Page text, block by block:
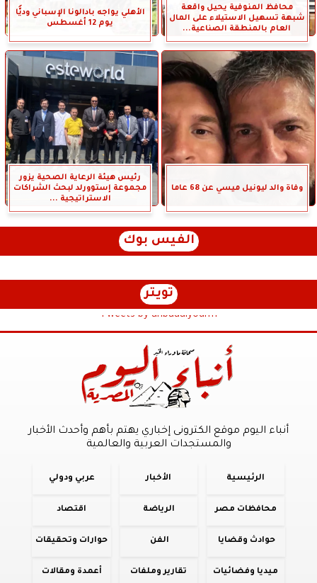
محافظ المنوفية يحيل واقعة
شبهة تسهيل الاستيلاء على المال
العام بالمنطقة الصناعية...
الأهلي يواجه بادالونا الإسباني وديًّا
يوم 12 أغسطس
وفاة والد ليونيل ميسي عن 68 عاما
رئيس هيئة الرعاية الصحية يزور
مجموعة إستوورلد لبحث الشراكات
الاستراتيجية ...
الفيس بوك
تويتر
Tweets by anbaaalyoum1
أنباء اليوم موقع الكترونى إخباري يهتم بأهم وأحدث الأخبار
والمستجدات العربية والعالمية
الرئيسية الأخبار عربي ودولي
محافظات مصر الرياضة اقتصاد
حوادث وقضايا الفن حوارات وتحقيقات
ميديا وفضائيات تقارير وملفات أعمدة ومقالات